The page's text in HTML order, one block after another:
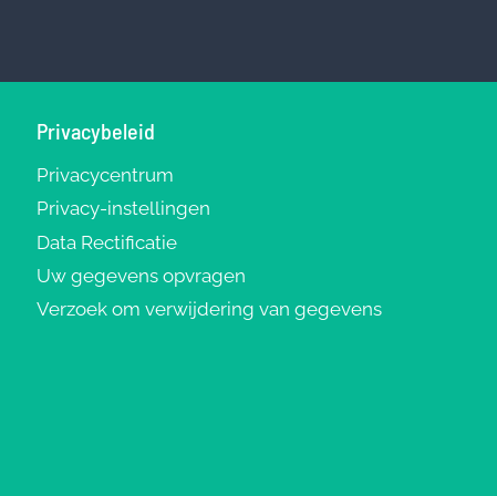
Privacybeleid
Privacycentrum
Privacy-instellingen
Data Rectificatie
Uw gegevens opvragen
Verzoek om verwijdering van gegevens